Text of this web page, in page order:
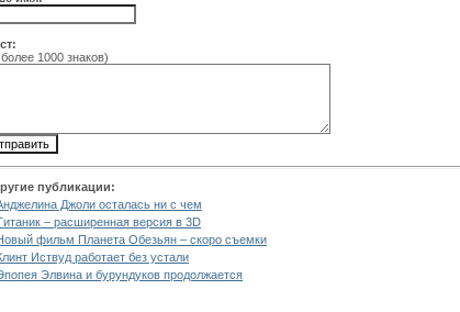
1000 знаков)
публикации:
Джоли осталась ни с чем
– расширенная версия в 3D
фильм Планета Обезьян – скоро съемки
Иствуд работает без устали
Элвина и бурундуков продолжается